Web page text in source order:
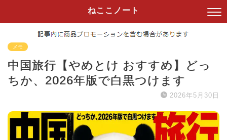
ねここノート
メモ
中国旅行【やめとけ おすすめ】どっ
ちか、2026年版で白黒つけます
2026年5月30日